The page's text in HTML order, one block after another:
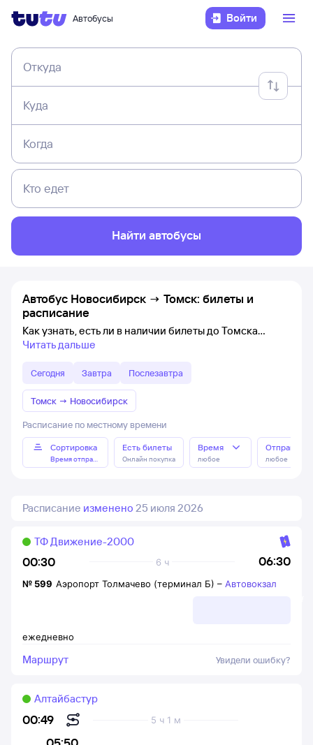
Автобусы Войти
Откуда
Куда
Когда
Кто едет
Найти автобусы
Автобус Новосибирск → Томск: билеты и
расписание
Как узнать, есть ли в наличии билеты до Томска
Читать дальше
Сегодня Завтра Послезавтра
Томск → Новосибирск
Расписание по местному времени
Сортировка
Время отправления
Есть билеты
Онлайн покупка
Время
любое любое
Расписание изменено 25 июля 2026
00:30 06:30
6 ч
ТФ Движение-2000
ежедневно
№ 599 Аэропорт Толмачево (терминал Б) – Автовокзал
Маршрут Увидели ошибку?
00:49
5 ч 1 м
Алтайбастур